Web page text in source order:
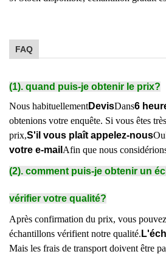
FAQ
(1). quand puis-je obtenir le prix?
Nous habituellementDevisDans6
obtenions votre enquête. Si vous êtes
prix,S'il vous plaît appelez-nousOu
votre e-mail Afin que nous
(2). comment puis-je obtenir un
vérifier votre qualité?
Après confirmation du prix, vous
échantillons vérifient notre qualité.
Mais les frais de transport doivent être